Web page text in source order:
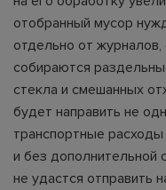
отобранный мусор
отдельно от журналов,
собираются
стекла и смешанных
будет направить не
транспортные
и без дополнительной
не удастся отправить